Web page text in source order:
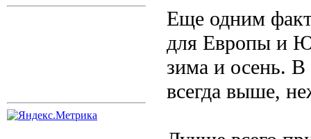
Еще одним
для Европы и
зима и осень. В
всегда выше,